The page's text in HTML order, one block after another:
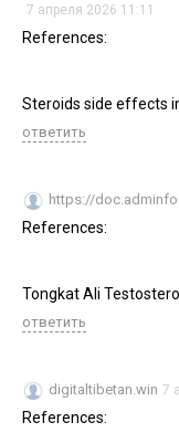
7 апреля 2026 11:11
References:
Steroids side effects
ответить
https://
References:
Tongkat Ali
ответить
digitaltibetan.win 7
References: